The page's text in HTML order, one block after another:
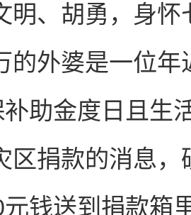
明、胡勇，身
的外婆是一位
助金度日且生
区捐款的消息
钱送到捐款箱